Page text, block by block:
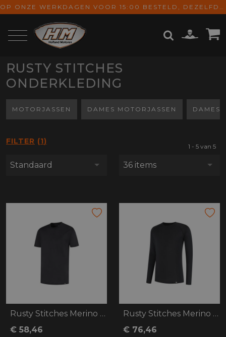
OP ONZE WERKDAGEN VOOR 15:00 BESTELD, DEZELFDE DAG VERZONDEN! GRATIS VERZENDING VANAF € 65,-
RUSTY STITCHES
ONDERKLEDING
MOTORJASSEN DAMES MOTORJASSEN DAMES
FILTER 1
Standaard
1 - 5 van 5
36 items
Rusty Stitches Merino Baselayer 150
€ 58,46
Rusty Stitches Merino Baselayer 200
€ 76,46